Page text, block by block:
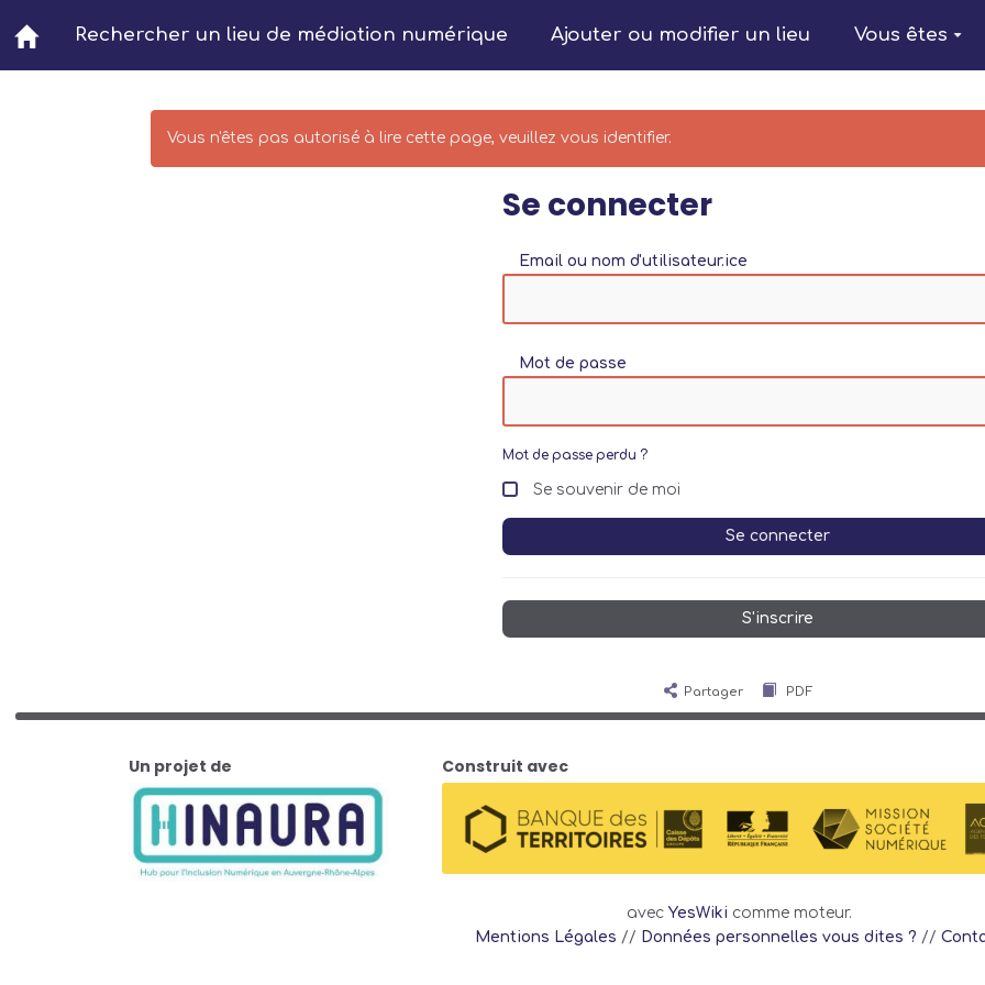
Aller au contenu principal
Rechercher un lieu de médiation numérique Ajouter ou modifier un lieu Vous êtes
Vous n'êtes pas autorisé à lire cette page, veuillez vous identifier.
Se connecter
Email ou nom d'utilisateur.ice
Mot de passe
Mot de passe perdu ?
Se souvenir de moi
Se connecter
S'inscrire
Partager PDF
Un projet de Construit avec
avec YesWiki comme moteur.
Mentions Légales // Données personnelles vous dites ? //